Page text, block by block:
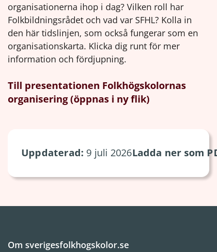
organisationerna ihop i dag? Vilken roll har
Folkbildningsrådet och vad var SFHL? Kolla in
den här tidslinjen, som också fungerar som en
organisationskarta. Klicka dig runt för mer
information och fördjupning.
Till presentationen Folkhögskolornas
organisering (öppnas i ny flik)
Uppdaterad: 9 juli 2026Ladda ner som
Om sverigesfolkhogskolor.se